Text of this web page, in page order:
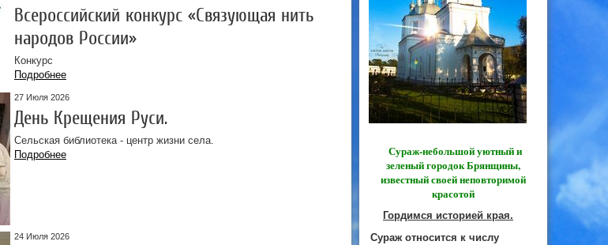
Всероссийский конкурс «Связующая нить
народов России»
Конкурс
Подробнее
27 Июля 2026
День Крещения Руси.
Сельская библиотека - центр жизни села.
Подробнее
24 Июля 2026
Сураж-небольшой уютный и
зеленый городок Брянщины,
известный своей неповторимой
красотой
Гордимся историей края.
Сураж относится к числу